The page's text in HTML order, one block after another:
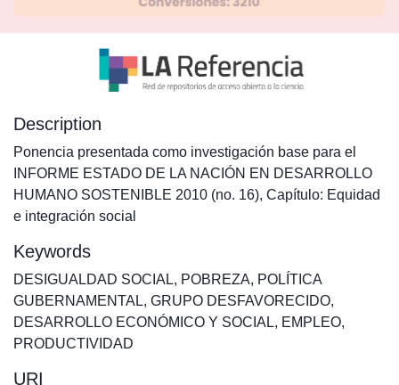
Description
Ponencia presentada como investigación base para el
INFORME ESTADO DE LA NACIÓN EN DESARROLLO
HUMANO SOSTENIBLE 2010 (no. 16), Capítulo: Equidad
e integración social
Keywords
DESIGUALDAD SOCIAL, POBREZA, POLÍTICA
GUBERNAMENTAL, GRUPO DESFAVORECIDO,
DESARROLLO ECONÓMICO Y SOCIAL, EMPLEO,
PRODUCTIVIDAD
URI